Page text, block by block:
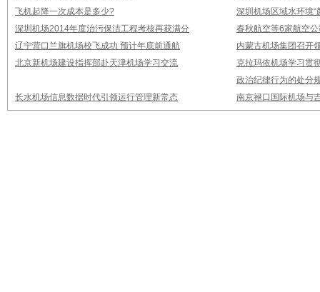
飞机起降一次成本是多少?
深圳机场区域水环境“
深圳机场2014年度治污保洁工程考核再获满分
春秋航空等6家航空
辽宁营口兰旗机场校飞成功 预计年底前通航
内蒙古机场集团召开
北京新机场建设指挥部赴天津机场学习交流
克拉玛依机场学习贯
政治纪律行为的处分
长水机场信息数据时代引领运行管理新常态
南京禄口国际机场与